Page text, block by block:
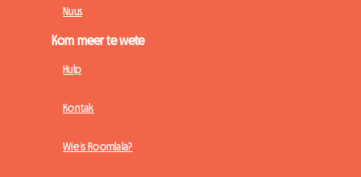
Nuus
Kom meer te wete
Hulp
Kontak
Wie is Roomlala?